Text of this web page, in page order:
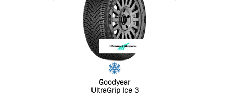
Goodyear
UltraGrip Ice 3